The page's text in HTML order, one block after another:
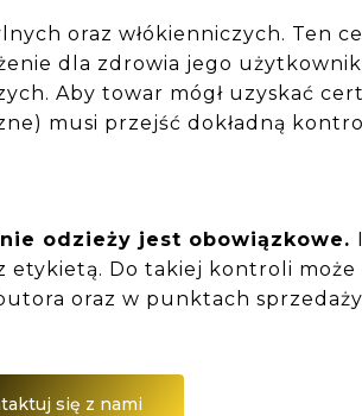
oraz włókienniczych. Ten
dla zdrowia jego
Aby towar mógł uzyskać
musi przejść dokładną
odzieży jest obowiązkowe.
Do takiej kontroli może
oraz w punktach
się z nami